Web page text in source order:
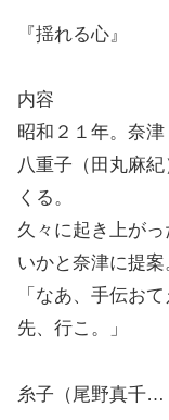
『揺れる心』
内容
昭和２１年。奈津
八重子（田丸麻
くる。
久々に起き上が
いかと奈津に提案
「なあ、手伝お
先、行こ。」
糸子（尾野真千…